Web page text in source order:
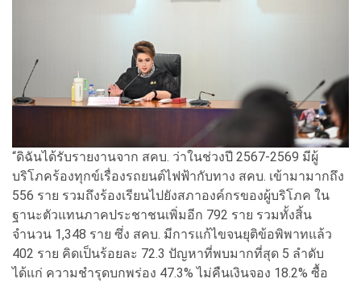
“ดิฉันได้รับรายงานจาก สคบ. ว่าในช่วงปี 2567-2569 มีผู้
บริโภคร้องทุกข์เรื่องรถยนต์ไฟฟ้ากับทาง สคบ. เข้ามามากถึง
556 ราย รวมถึงร้องเรียนไปยังสภาองค์กรของผู้บริโภค ใน
ฐานะตัวแทนภาคประชาชนเพิ่มอีก 792 ราย รวมทั้งสิ้น
จำนวน 1,348 ราย ซึ่ง สคบ. มีการแก้ไขจนยุติข้อพิพาทแล้ว
402 ราย คิดเป็นร้อยละ 72.3 ปัญหาที่พบมากที่สุด 5 ลำดับ
ได้แก่ ความชำรุดบกพร่อง 47.3% ไม่คืนเงินจอง 18.2% ซื้อ